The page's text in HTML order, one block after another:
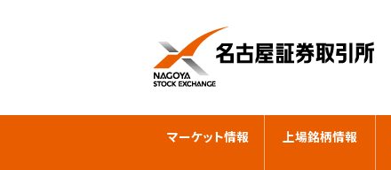
マーケット情報 上場銘柄情報